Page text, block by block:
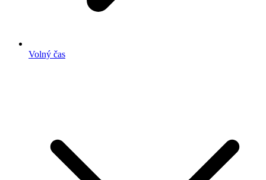
Volný čas